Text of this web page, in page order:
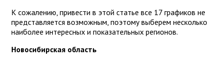
К сожалению, привести в этой статье все 17 графиков не
представляется возможным, поэтому выберем несколько
наиболее интересных и показательных регионов.
Новосибирская область